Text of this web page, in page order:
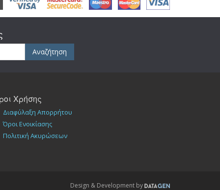
Αναζήτηση
Χρήσης
Διαφύλαξη Απορρήτου
Όροι Ενοικίασης
Πολιτική Ακυρώσεων
Design & Development by